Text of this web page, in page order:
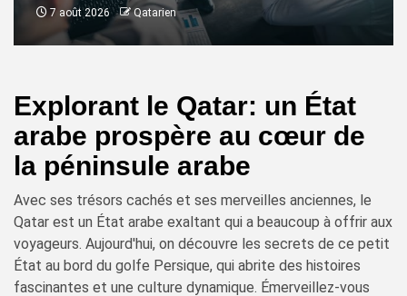
7 août 2026 Qatarien
Explorant le Qatar: un État
arabe prospère au cœur de
la péninsule arabe
Avec ses trésors cachés et ses merveilles anciennes, le
Qatar est un État arabe exaltant qui a beaucoup à offrir aux
voyageurs. Aujourd'hui, on découvre les secrets de ce petit
État au bord du golfe Persique, qui abrite des histoires
fascinantes et une culture dynamique. Émerveillez-vous